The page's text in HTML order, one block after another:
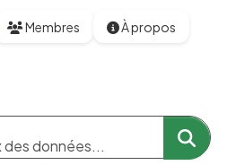
Membres À propos